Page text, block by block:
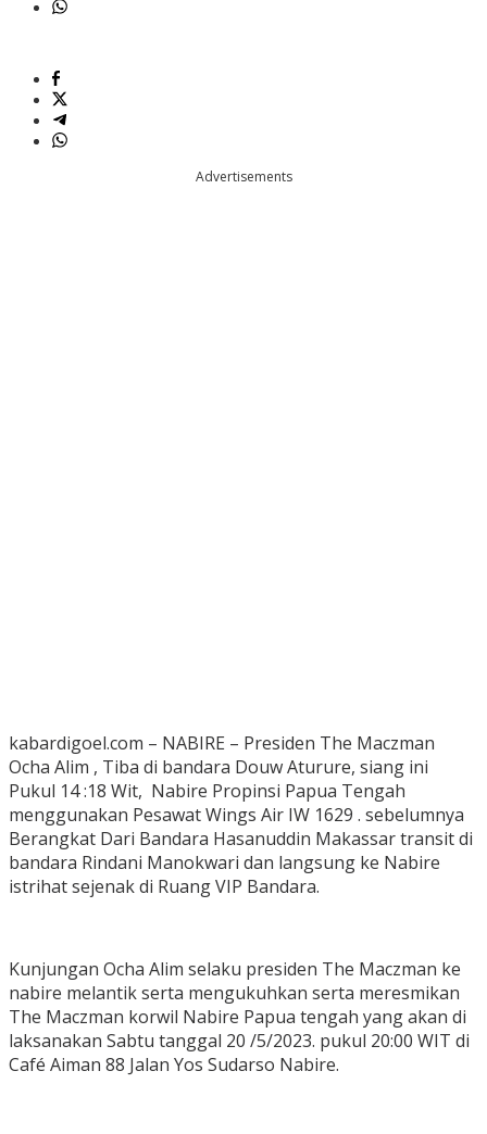
Advertisements
kabardigoel.com – NABIRE – Presiden The Maczman
Ocha Alim , Tiba di bandara Douw Aturure, siang ini
Pukul 14 :18 Wit, Nabire Propinsi Papua Tengah
menggunakan Pesawat Wings Air IW 1629 . sebelumnya
Berangkat Dari Bandara Hasanuddin Makassar transit di
bandara Rindani Manokwari dan langsung ke Nabire
istrihat sejenak di Ruang VIP Bandara.
Kunjungan Ocha Alim selaku presiden The Maczman ke
nabire melantik serta mengukuhkan serta meresmikan
The Maczman korwil Nabire Papua tengah yang akan di
laksanakan Sabtu tanggal 20 /5/2023. pukul 20:00 WIT di
Café Aiman 88 Jalan Yos Sudarso Nabire.